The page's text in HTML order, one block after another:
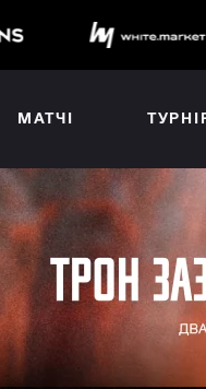
МАТЧІ